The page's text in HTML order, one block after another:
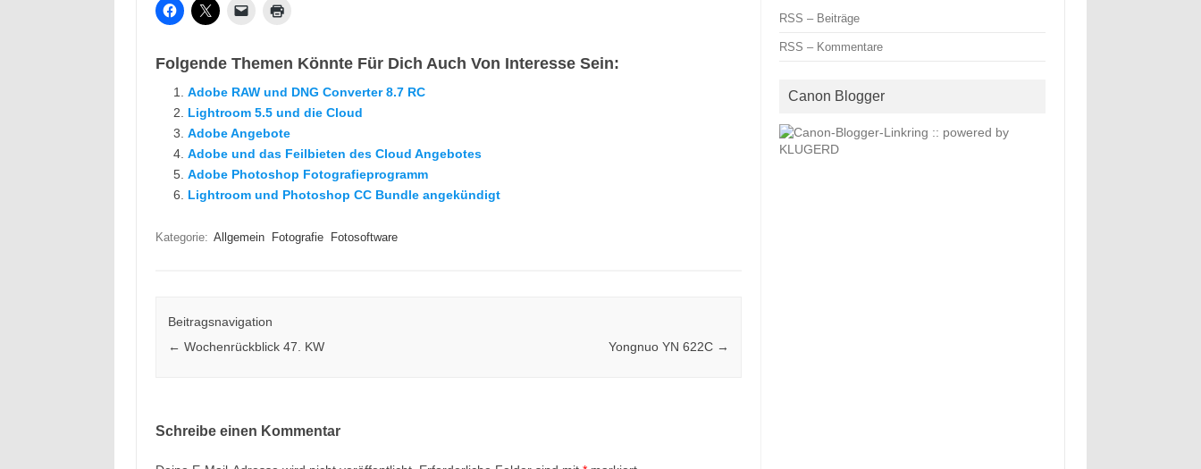
Folgende Themen Könnte Für Dich Auch Von Interesse Sein:
Adobe RAW und DNG Converter 8.7 RC
Lightroom 5.5 und die Cloud
Adobe Angebote
Adobe und das Feilbieten des Cloud Angebotes
Adobe Photoshop Fotografieprogramm
Lightroom und Photoshop CC Bundle angekündigt
Kategorie: Allgemein Fotografie Fotosoftware
Beitragsnavigation
← Wochenrückblick 47. KW Yongnuo YN 622C →
Schreibe einen Kommentar
RSS – Beiträge
RSS – Kommentare
Canon Blogger